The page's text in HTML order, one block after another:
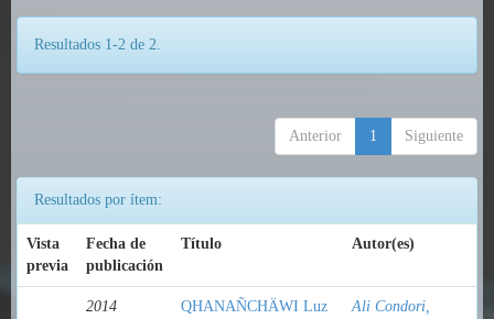
Resultados 1-2 de 2.
Anterior 1 Siguiente
Resultados por ítem:
Vista
previa
Fecha de
publicación
Título Autor(es)
2014
QHANAÑCHÄWI Luz
Ali Condori,